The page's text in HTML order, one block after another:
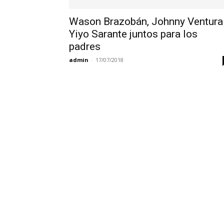
Wason Brazobán, Johnny
Yiyo Sarante juntos para los
padres
admin - 17/07/2018